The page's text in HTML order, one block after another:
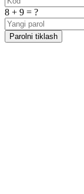
8 + 9 = ?
Parolni tiklash